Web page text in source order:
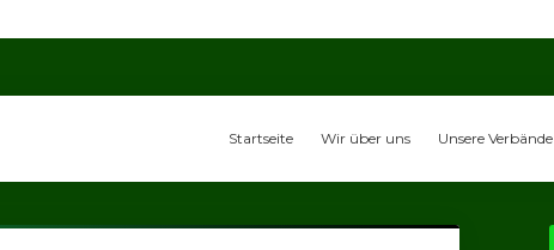
Startseite Wir über uns Unsere Verbände